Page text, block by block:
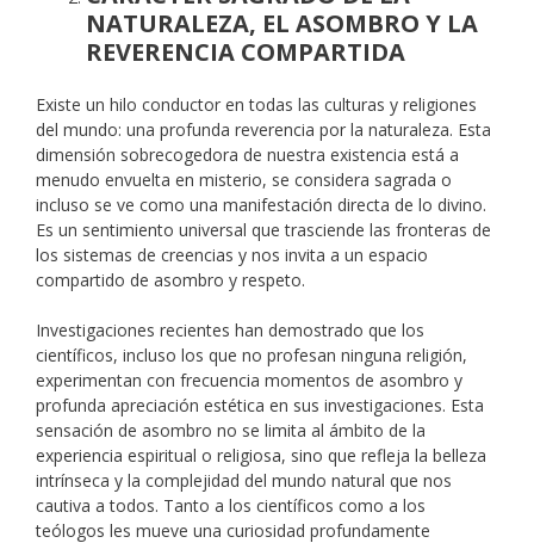
NATURALEZA, EL ASOMBRO Y LA
REVERENCIA COMPARTIDA
Existe un hilo conductor en todas las culturas y religiones
del mundo: una profunda reverencia por la naturaleza. Esta
dimensión sobrecogedora de nuestra existencia está a
menudo envuelta en misterio, se considera sagrada o
incluso se ve como una manifestación directa de lo divino.
Es un sentimiento universal que trasciende las fronteras de
los sistemas de creencias y nos invita a un espacio
compartido de asombro y respeto.
Investigaciones recientes han demostrado que los
científicos, incluso los que no profesan ninguna religión,
experimentan con frecuencia momentos de asombro y
profunda apreciación estética en sus investigaciones. Esta
sensación de asombro no se limita al ámbito de la
experiencia espiritual o religiosa, sino que refleja la belleza
intrínseca y la complejidad del mundo natural que nos
cautiva a todos. Tanto a los científicos como a los
teólogos les mueve una curiosidad profundamente